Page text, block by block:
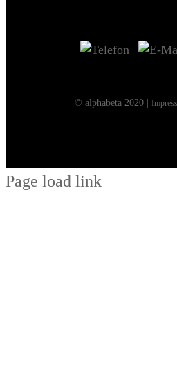
© alphabeta 2020 |
Page load link